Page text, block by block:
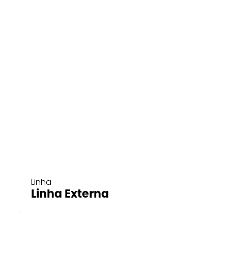
Linha
Linha Externa